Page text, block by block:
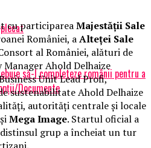
să-l completeze românii pentru a
Documente
cu participareaMajestății Sale
României, aAlteței Sale
al României, alături de
Manager Ahold Delhaize
Unit Lead Profi,
sustenabilitate Ahold Delhaize
autorități centrale și locale
șiMega Image. Startul oficial a
grup a încheiat un tur